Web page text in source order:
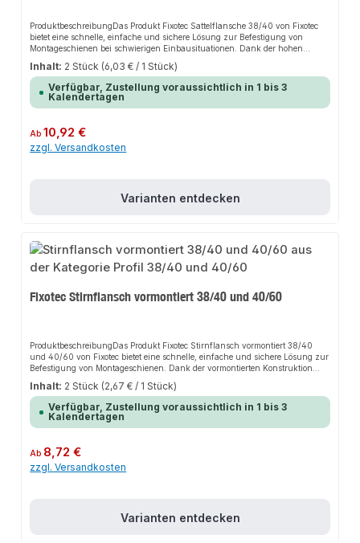
ProduktbeschreibungDas Produkt Fixotec Sattelflansche 38/40 von Fixotec
bietet eine schnelle, einfache und sichere Lösung zur Befestigung von
Montageschienen bei schwierigen Einbausituationen. Dank der hohen
Flexibilität sorgt es für perfekten Halt und passt sich flexibel an verschiedene
Anwendungsbereiche an. Das robuste Design und die einfache Montage
machen dieses Produkt zu einer zuverlässigen Wahl für jede
Installation.EigenschaftenRobustes DesignEinfache MontageHohe
FlexibilitätAlternative zur
nGebäudetechnikProduktdatenMaterial: Verzinkter StahlOberfläche:
KorrosionsbeständigKompatibilität: Profil 38/40In unserem Sortiment finden
Sie auch passende Zubehörteile sowie weitere Produkte für den Anschluss.
Inhalt: 2 Stück (6,03 € / 1 Stück)
Verfügbar, Zustellung voraussichtlich in 1 bis 3
Kalendertagen
Regulärer Preis:
Ab10,92 €
zzgl. Versandkosten
Varianten entdecken
Fixotec Stirnflansch vormontiert 38/40 und 40/60
ProduktbeschreibungDas Produkt Fixotec Stirnflansch vormontiert 38/40
und 40/60 von Fixotec bietet eine schnelle, einfache und sichere Lösung zur
Befestigung von Montageschienen. Dank der vormontierten Konstruktion
sorgt es für perfekten Halt und passt sich flexibel an verschiedene
Anwendungsbereiche an. Das robuste Design und die einfache Montage
machen dieses Produkt zu einer zuverlässigen Wahl für jede
Installation.EigenschaftenRobustes DesignEinfache MontageVormontierte
KonstruktionHohe
detechnikProduktdatenMaterial: Verzinkter StahlOberfläche:
KorrosionsbeständigKompatibilität: Profil 38/40 und 40/60In unserem
Sortiment finden Sie auch passende Zubehörteile sowie weitere Produkte für
Inhalt: 2 Stück (2,67 € / 1 Stück)
Verfügbar, Zustellung voraussichtlich in 1 bis 3
Kalendertagen
Regulärer Preis:
Ab 8,72 €
zzgl. Versandkosten
Varianten entdecken